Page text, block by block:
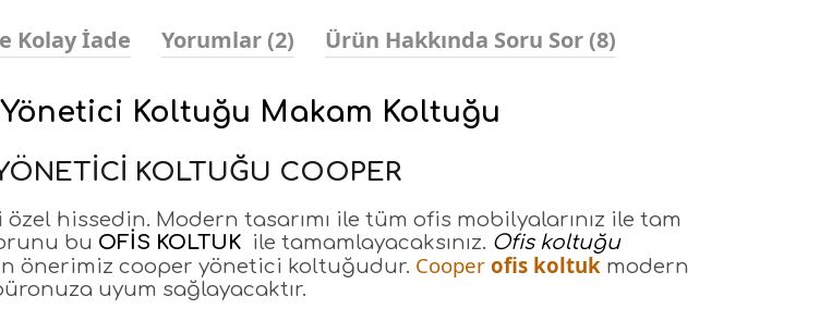
Kolay İade Yorumlar (2) Ürün Hakkında Soru Sor (8)
Koltuğu Makam Koltuğu
KOLTUĞU COOPER
hissedin. Modern tasarımı ile tüm ofis mobilyalarınız ile tam
bu OFİS KOLTUK ile tamamlayacaksınız. Ofis koltuğu
önerimiz cooper yönetici koltuğudur. Cooper ofis koltuk modern
uyum sağlayacaktır.